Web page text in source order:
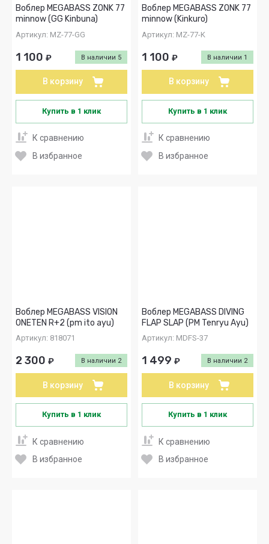
Воблер MEGABASS ZONK 77
minnow (GG Kinbuna)
Артикул: MZ-77-GG
В наличии 5
1 100 ₽
В корзину
Купить в 1 клик
К сравнению
В избранное
Воблер MEGABASS ZONK 77
minnow (Kinkuro)
Артикул: MZ-77-K
В наличии 1
1 100 ₽
В корзину
Купить в 1 клик
К сравнению
В избранное
Воблер MEGABASS VISION
ONETEN R+2 (pm ito ayu)
Артикул: 818071
В наличии 2
2 300 ₽
В корзину
Купить в 1 клик
К сравнению
В избранное
Воблер MEGABASS DIVING
FLAP SLAP (PM Tenryu Ayu)
Артикул: MDFS-37
В наличии 2
1 499 ₽
В корзину
Купить в 1 клик
К сравнению
В избранное